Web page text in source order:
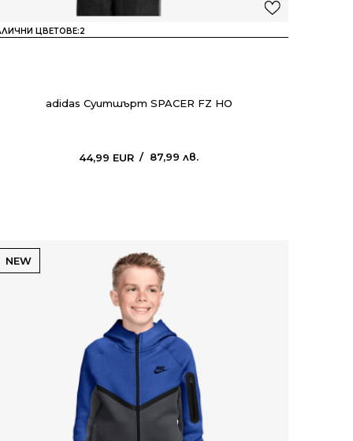
ЦВЕТОВЕ:2
adidas Суитшърт SPACER FZ HO
44,99 EUR 87,99 лв.
NEW